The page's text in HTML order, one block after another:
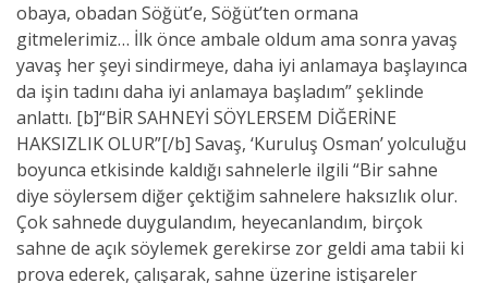
obaya, obadan Söğüt’e, Söğüt’ten ormana
gitmelerimiz… İlk önce ambale oldum ama sonra yavaş
yavaş her şeyi sindirmeye, daha iyi anlamaya başlayınca
da işin tadını daha iyi anlamaya başladım” şeklinde
anlattı. [b]“BİR SAHNEYİ SÖYLERSEM DİĞERİNE
HAKSIZLIK OLUR”[/b] Savaş, ‘Kuruluş Osman’ yolculuğu
boyunca etkisinde kaldığı sahnelerle ilgili “Bir sahne
diye söylersem diğer çektiğim sahnelere haksızlık olur.
Çok sahnede duygulandım, heyecanlandım, birçok
sahne de açık söylemek gerekirse zor geldi ama tabii ki
prova ederek, çalışarak, sahne üzerine istişareler